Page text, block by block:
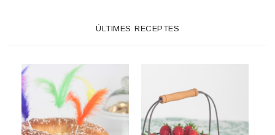
ÚLTIMES RECEPTES